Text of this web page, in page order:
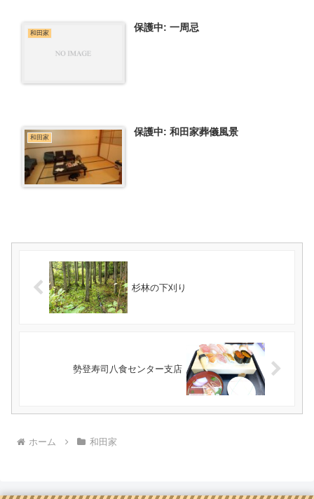
和田家 保護中: 一周忌
和田家 保護中: 和田家葬儀風景
杉林の下刈り
勢登寿司八食センター支店
ホーム 和田家